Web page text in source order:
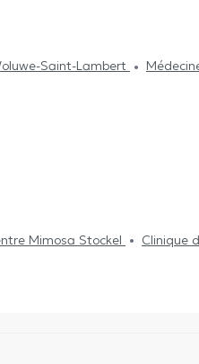
Saint-Lambert
Mimosa Stockel Clinique